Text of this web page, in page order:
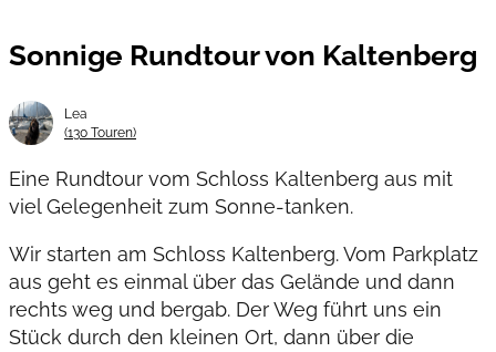
Sonnige Rundtour von Kaltenberg
Lea
(130 Touren)
Eine Rundtour vom Schloss Kaltenberg aus mit
viel Gelegenheit zum Sonne-tanken.
Wir starten am Schloss Kaltenberg. Vom Parkplatz
aus geht es einmal über das Gelände und dann
rechts weg und bergab. Der Weg führt uns ein
Stück durch den kleinen Ort, dann über die